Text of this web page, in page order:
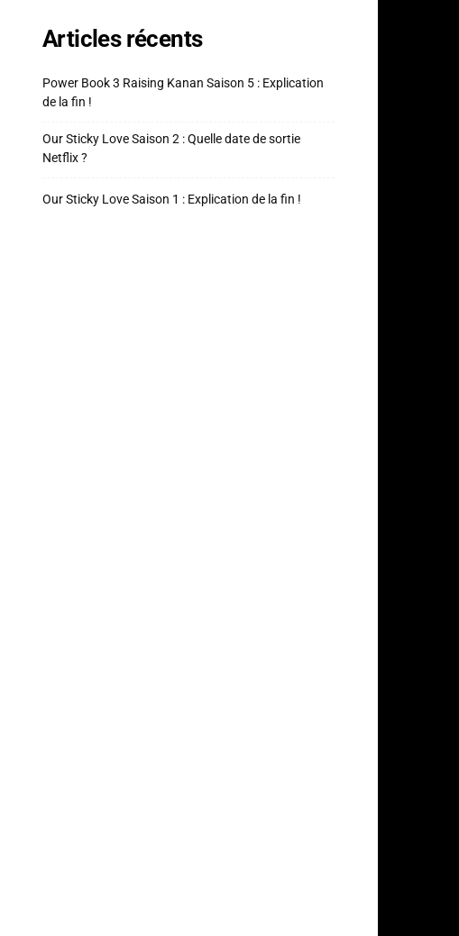
Articles récents
Power Book 3 Raising Kanan Saison 5 : Explication
de la fin !
Our Sticky Love Saison 2 : Quelle date de sortie
Netflix ?
Our Sticky Love Saison 1 : Explication de la fin !